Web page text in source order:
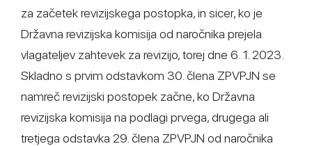
za začetek revizijskega postopka, in sicer, ko je
Državna revizijska komisija od naročnika prejela
vlagateljev zahtevek za revizijo, torej dne 6. 1. 2023.
Skladno s prvim odstavkom 30. člena ZPVPJN se
namreč revizijski postopek začne, ko Državna
revizijska komisija na podlagi prvega, drugega ali
tretjega odstavka 29. člena ZPVPJN od naročnika